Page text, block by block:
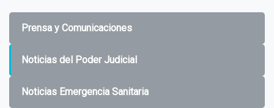
Prensa y Comunicaciones
Noticias del Poder Judicial
Noticias Emergencia Sanitaria